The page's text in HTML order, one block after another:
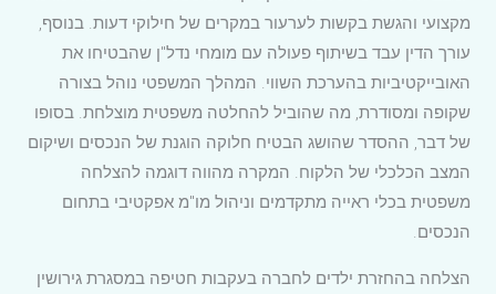
מקצועי והגשת בקשות לערעור במקרים של חילוקי דעות. בנוסף,
עורך הדין עבד בשיתוף פעולה עם מומחי נדל"ן שהבטיחו את
האובייקטיביות בהערכת השווי. המהלך המשפטי נוהל בצורה
שקופה ומסודרת, מה שהוביל להחלטה משפטית מוצלחת. בסופו
של דבר, ההסדר שהושג הבטיח חלוקה הוגנת של הנכסים ושיקום
המצב הכלכלי של הלקוח. המקרה מהווה דוגמה להצלחה
משפטית בכלי ראייה מתקדמים וניהול מו"מ אפקטיבי בתחום
הנכסים.
הצלחה בהחזרת ילדים לחברה בעקבות חטיפה במסגרת גירושין